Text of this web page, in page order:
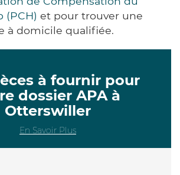
(PCH) et pour trouver une
à domicile qualifiée.
à fournir pour
dossier APA à
Otterswiller
En Savoir Plus